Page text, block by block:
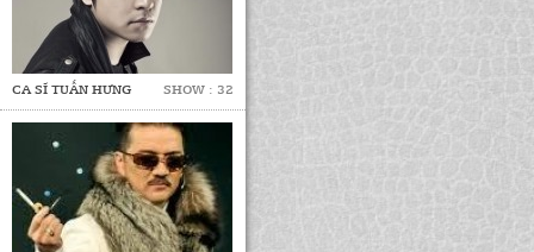
CA SĨ TUẤN HƯNG SHOW : 32